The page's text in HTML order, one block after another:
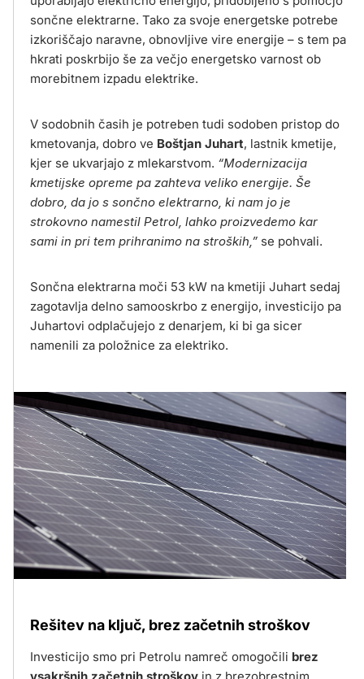
sončne elektrarne. Tako za svoje energetske potrebe
izkoriščajo naravne, obnovljive vire energije – s tem pa
hkrati poskrbijo še za večjo energetsko varnost ob
morebitnem izpadu elektrike.
V sodobnih časih je potreben tudi sodoben pristop do
kmetovanja, dobro ve Boštjan Juhart, lastnik kmetije,
kjer se ukvarjajo z mlekarstvom. “Modernizacija
kmetijske opreme pa zahteva veliko energije. Še
dobro, da jo s sončno elektrarno, ki nam jo je
strokovno namestil Petrol, lahko proizvedemo kar
sami in pri tem prihranimo na stroških,” se pohvali.
Sončna elektrarna moči 53 kW na kmetiji Juhart sedaj
zagotavlja delno samooskrbo z energijo, investicijo pa
Juhartovi odplačujejo z denarjem, ki bi ga sicer
namenili za položnice za elektriko.
Rešitev na ključ, brez začetnih stroškov
Investicijo smo pri Petrolu namreč omogočili brez